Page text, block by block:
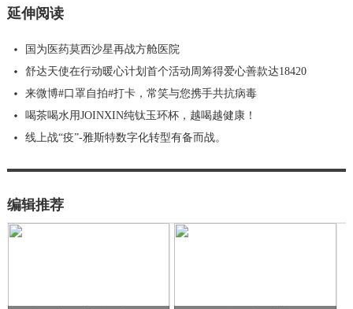
延伸阅读
国为医药莫西沙星再战方舱医院
舒达天使在行动暖心计划首个活动周筹得爱心善款达18420
来微博#口罩自拍#打卡，常笑与您携手共抗病毒
喝茶喝水用JOINXIN纯钛玉环杯，越喝越健康！
线上战“疫”-雅斯特数字化转型有备而战。
编辑推荐